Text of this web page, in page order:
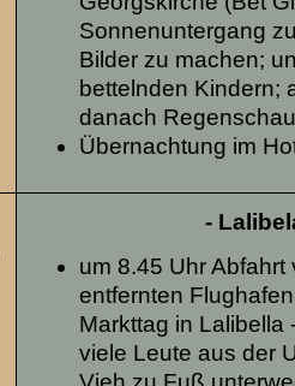
Sonnenuntergang
Bilder zu machen;
bettelnden Kindern;
danach
Übernachtung im
-
um 8.45 Uhr
entfernten
Markttag in
viele Leute aus der